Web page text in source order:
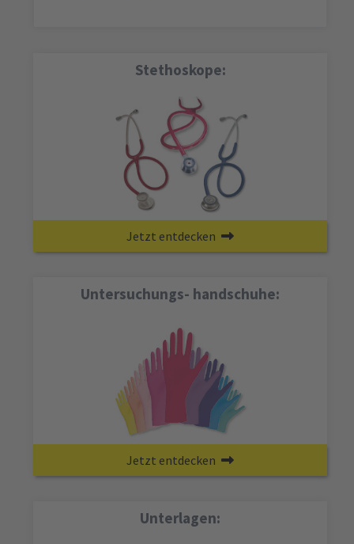
Stethoskope:
Jetzt entdecken
Untersuchungs- handschuhe:
Jetzt entdecken
Unterlagen: